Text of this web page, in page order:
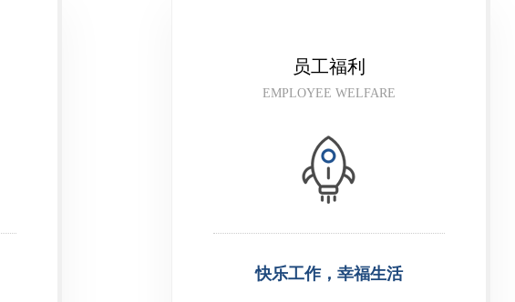
员工福利
EMPLOYEE WELFARE
快乐工作，幸福生活